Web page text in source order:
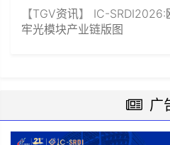
【TGV资讯】 IC-SRDI2026:
牢光模块产业链版图
广